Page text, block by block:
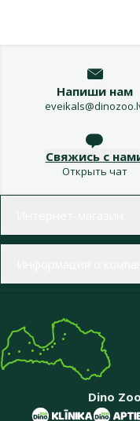
Напиши нам
Свяжись с
Открыть чат
Dino